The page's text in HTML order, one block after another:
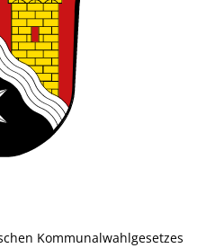
Kommunalwahlgesetzes